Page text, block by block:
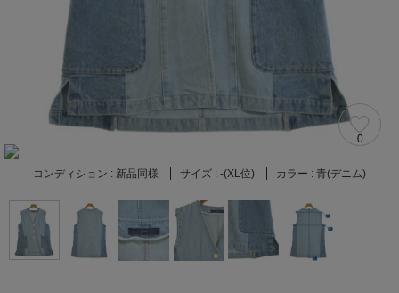
0
コンディション : 新品同様 サイズ : -(XL位) カラー : 青(デニム)